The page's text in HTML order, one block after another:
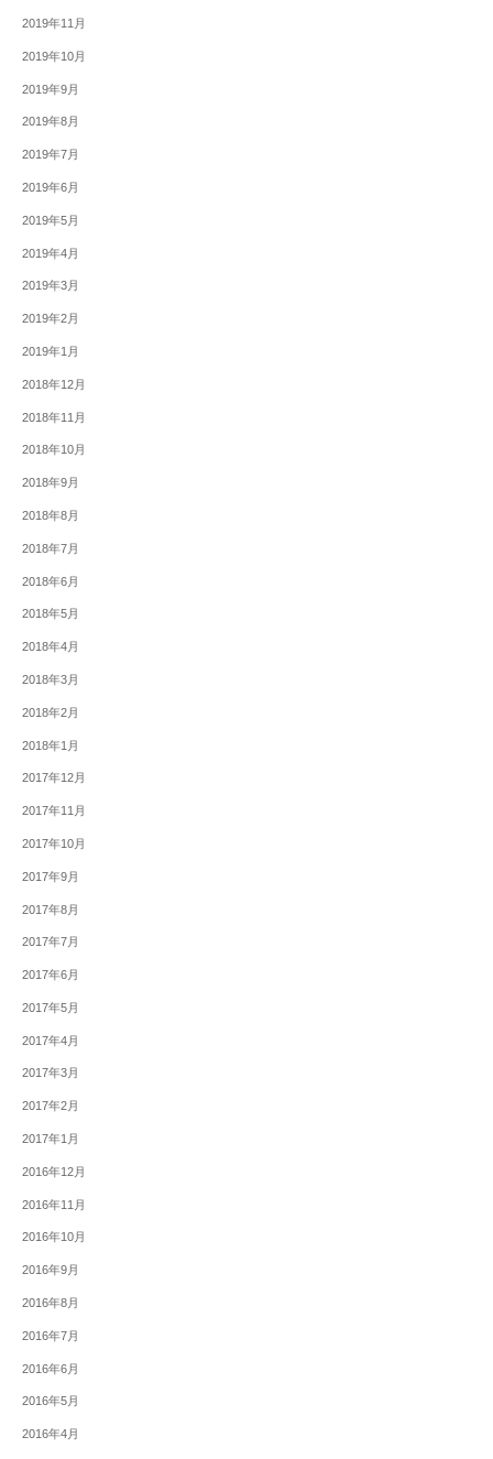
2019年11月
2019年10月
2019年9月
2019年8月
2019年7月
2019年6月
2019年5月
2019年4月
2019年3月
2019年2月
2019年1月
2018年12月
2018年11月
2018年10月
2018年9月
2018年8月
2018年7月
2018年6月
2018年5月
2018年4月
2018年3月
2018年2月
2018年1月
2017年12月
2017年11月
2017年10月
2017年9月
2017年8月
2017年7月
2017年6月
2017年5月
2017年4月
2017年3月
2017年2月
2017年1月
2016年12月
2016年11月
2016年10月
2016年9月
2016年8月
2016年7月
2016年6月
2016年5月
2016年4月